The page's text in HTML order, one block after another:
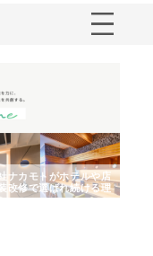
ナカモトがホテルや店
改修で選ばれ続ける理